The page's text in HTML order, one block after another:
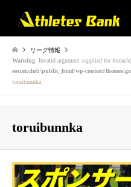
リーグ情報
Warning: Invalid argument supplied for
soccer.club/public_html/wp-content/themes/
toruibunnka
toruibunnka